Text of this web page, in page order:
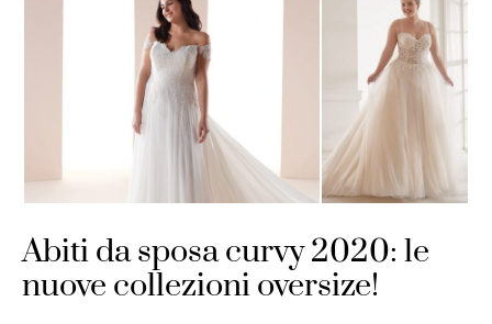
Abiti da sposa curvy 2020: le
nuove collezioni oversize!